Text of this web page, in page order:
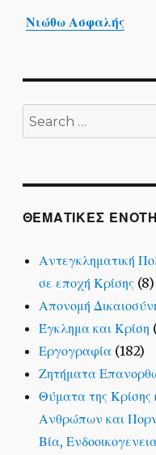
Νιώθω Ασφαλής
Search
for:
ΘΕΜΑΤΙΚΕΣ
Αντεγκληματική
σε εποχή Κρίσης (8)
Απονομή
Έγκλημα και Κρίση
Εργογραφία(182)
Ζητήματα
Θύματα της
Ανθρώπων και
Βία,